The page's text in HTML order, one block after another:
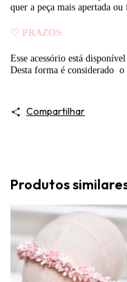
quer a peça mais apertada ou
♡ PRAZOS
Esse acessório está
Desta forma é considerado
Compartilhar
Produtos